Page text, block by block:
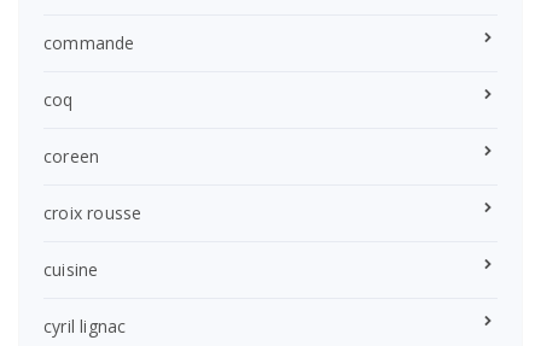
commande
coq
coreen
croix rousse
cuisine
cyril lignac